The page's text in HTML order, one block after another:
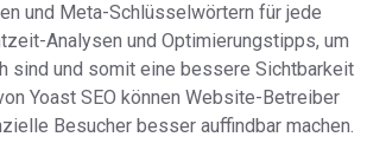
und Meta-Schlüsselwörtern für jede
Analysen und Optimierungstipps, um
sind und somit eine bessere Sichtbarkeit
Yoast SEO können Website-Betreiber
Besucher besser auffindbar machen.